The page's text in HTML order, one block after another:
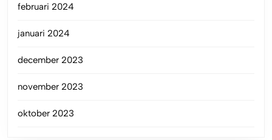
februari 2024
januari 2024
december 2023
november 2023
oktober 2023